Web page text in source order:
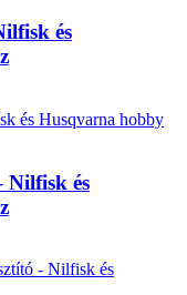
és
Nilfisk és